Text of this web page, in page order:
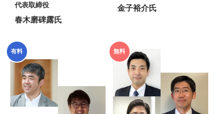
代表取締役
春木磨碑露氏
金子裕介氏
2025年
度
有料
2025年
度
無料